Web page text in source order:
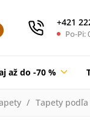
+421
Po-Pi:
až do -70 %
Tapety